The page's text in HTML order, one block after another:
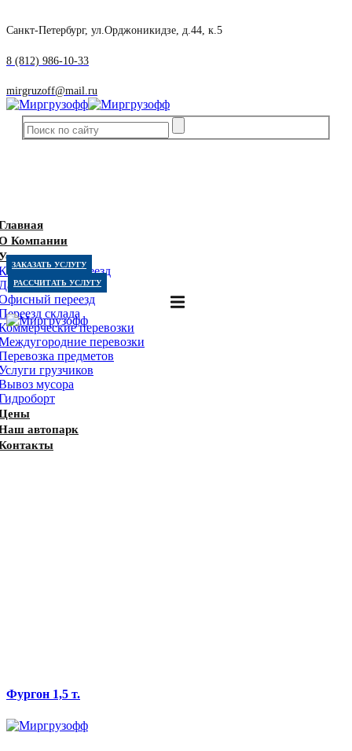
Санкт-Петербург, ул.Орджоникидзе, д.44, к.5
8 (812) 986-10-33
mirgruzoff@mail.ru
Компании
переезд
переезд
переезд
склада
перевозки
перевозки
предметов
грузчиков
мусора
автопарк
ЗАКАЗАТЬ УСЛУГУ
РАССЧИТАТЬ УСЛУГУ
Фургон 1,5 т.